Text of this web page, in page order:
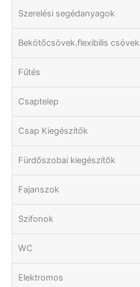
Szerelési segédanyagok
Bekötőcsövek.flexibilis csövek
Fűtés
Csaptelep
Csap Kiegészítők
Fürdőszobai kiegészítők
Fajanszok
Szifonok
WC
Elektromos